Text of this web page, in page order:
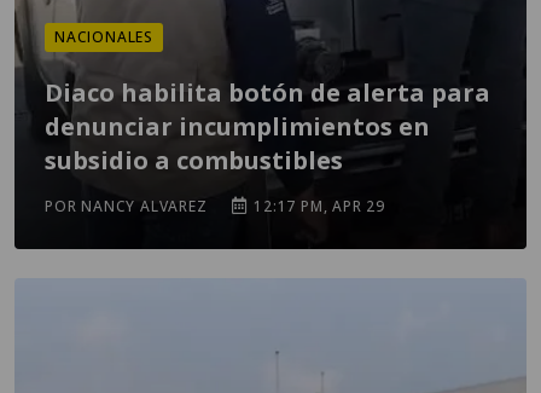
NACIONALES
Diaco habilita botón de alerta para
denunciar incumplimientos en
subsidio a combustibles
POR NANCY ALVAREZ 12:17 PM, APR 29